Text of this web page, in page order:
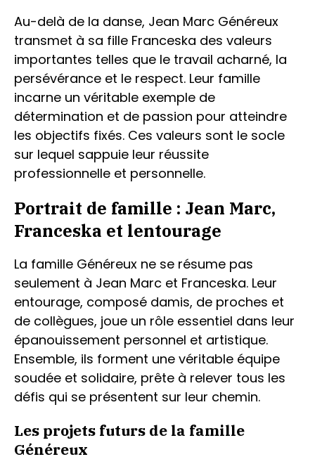
Au-delà de la danse, Jean Marc Généreux
transmet à sa fille Franceska des valeurs
importantes telles que le travail acharné, la
persévérance et le respect. Leur famille
incarne un véritable exemple de
détermination et de passion pour atteindre
les objectifs fixés. Ces valeurs sont le socle
sur lequel sappuie leur réussite
professionnelle et personnelle.
Portrait de famille : Jean Marc,
Franceska et lentourage
La famille Généreux ne se résume pas
seulement à Jean Marc et Franceska. Leur
entourage, composé damis, de proches et
de collègues, joue un rôle essentiel dans leur
épanouissement personnel et artistique.
Ensemble, ils forment une véritable équipe
soudée et solidaire, prête à relever tous les
défis qui se présentent sur leur chemin.
Les projets futurs de la famille
Généreux